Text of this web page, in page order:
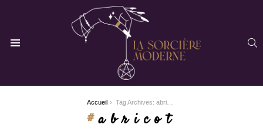
Accueil Tag Archives: abricot
abricot